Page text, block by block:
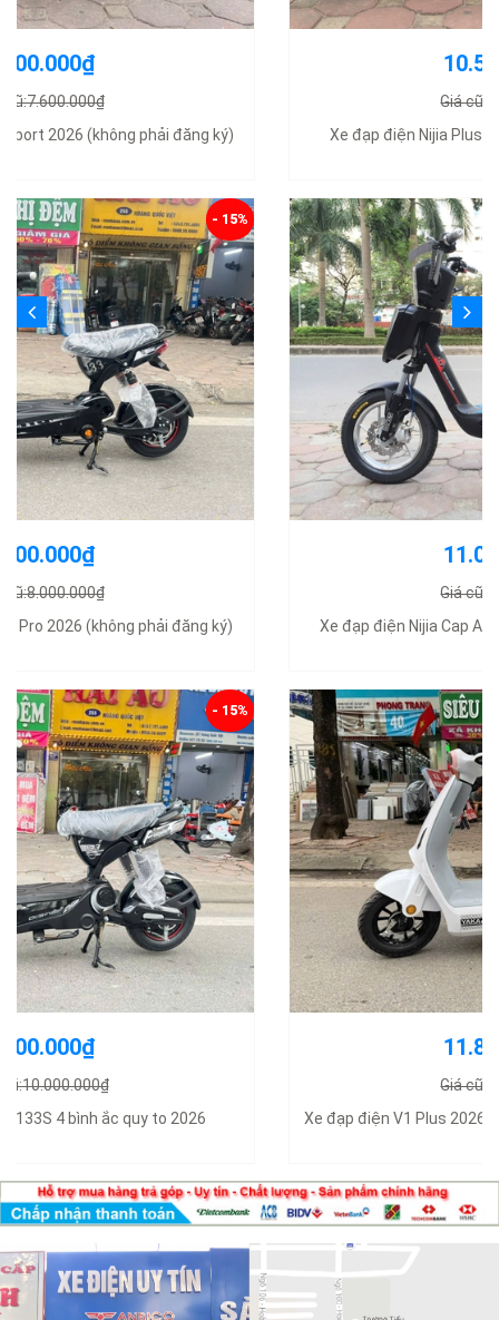
Xe đạp điện Nijia Plus nhập khẩu chính hãng 2025
- 12%
Xe đạp điện Nijia Cap A2 nhập khẩu chính hãng 2025
- 16%
Xe đạp điện V1 Plus 2026 có bàn đạp không cần đăng ký